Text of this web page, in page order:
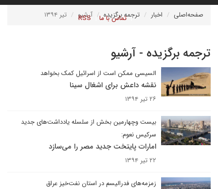
تماس با ما RSS صفحه‌اصلی اخبار ترجمه برگزیده آرشیو تیر ۱۳۹۴
ترجمه برگزیده - آرشیو
السیسی ممکن است از اسرائیل کمک بخواهد
نقشه داعش برای اشغال سینا
۲۶ تیر ۱۳۹۴
بیست وچهارمین بخش از سلسله یادداشت‌های جدید
سرکیس نعوم:
امارات پایتخت جدید مصر را می‌سازد
۲۲ تیر ۱۳۹۴
زمزمه‌های فدرالیسم در استان نفت‌خیز عراق